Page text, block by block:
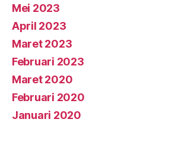
Mei 2023
April 2023
Maret 2023
Februari 2023
Maret 2020
Februari 2020
Januari 2020